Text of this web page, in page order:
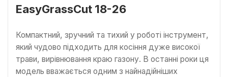
EasyGrassCut 18-26
Компактний, зручний та тихий у роботі інструмент,
який чудово підходить для косіння дуже високої
трави, вирівнювання краю газону. В останні роки ця
модель вважається одним з найнадійніших